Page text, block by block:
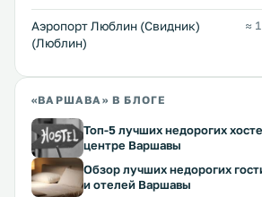
Аэропорт Люблин (Свидник)
(Люблин)
≈
«ВАРШАВА» В БЛОГЕ
Топ-5 лучших недорогих
центре Варшавы
Обзор лучших недорогих
и отелей Варшавы